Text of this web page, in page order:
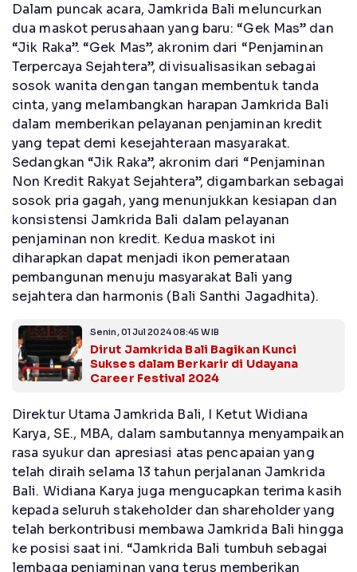
Dalam puncak acara, Jamkrida Bali meluncurkan
dua maskot perusahaan yang baru: “Gek Mas” dan
“Jik Raka”. “Gek Mas”, akronim dari “Penjaminan
Terpercaya Sejahtera”, divisualisasikan sebagai
sosok wanita dengan tangan membentuk tanda
cinta, yang melambangkan harapan Jamkrida Bali
dalam memberikan pelayanan penjaminan kredit
yang tepat demi kesejahteraan masyarakat.
Sedangkan “Jik Raka”, akronim dari “Penjaminan
Non Kredit Rakyat Sejahtera”, digambarkan sebagai
sosok pria gagah, yang menunjukkan kesiapan dan
konsistensi Jamkrida Bali dalam pelayanan
penjaminan non kredit. Kedua maskot ini
diharapkan dapat menjadi ikon pemerataan
pembangunan menuju masyarakat Bali yang
sejahtera dan harmonis (Bali Santhi Jagadhita).
Senin, 01 Jul 2024 08:45 WIB
Dirut Jamkrida Bali Bagikan Kunci
Sukses dalam Berkarir di Udayana
Career Festival 2024
Direktur Utama Jamkrida Bali, I Ketut Widiana
Karya, SE., MBA, dalam sambutannya menyampaikan
rasa syukur dan apresiasi atas pencapaian yang
telah diraih selama 13 tahun perjalanan Jamkrida
Bali. Widiana Karya juga mengucapkan terima kasih
kepada seluruh stakeholder dan shareholder yang
telah berkontribusi membawa Jamkrida Bali hingga
ke posisi saat ini. “Jamkrida Bali tumbuh sebagai
lembaga penjaminan yang terus memberikan